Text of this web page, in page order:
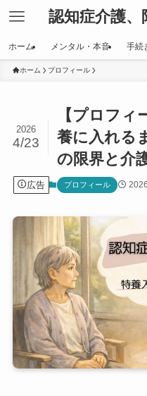
認知症介護、
ホーム メンタル・本音 手続
ホーム プロフィール
【プロフィ
養に入れる
の限界と介
2026
4/23
広告 プロフィール